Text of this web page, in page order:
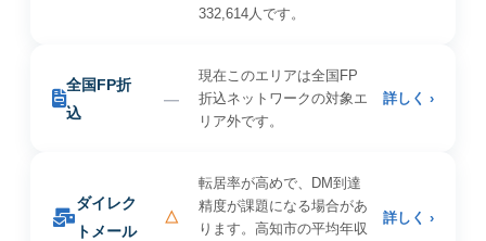
332,614人です。
全国FP折
込
—
現在このエリアは全国FP
折込ネットワークの対象エ
リア外です。
詳しく ›
ダイレク
トメール
△
転居率が高めで、DM到達
精度が課題になる場合があ
ります。高知市の平均年収
詳しく ›